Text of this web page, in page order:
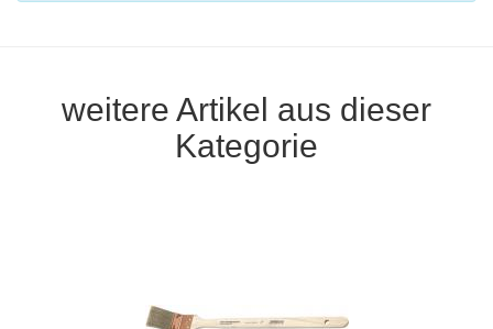
weitere Artikel aus dieser
Kategorie